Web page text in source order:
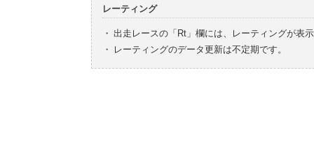
レーティング
・ 出走レースの「Rt」欄には、レーティングが表
・
レーティングのデータ更新は不定期です。